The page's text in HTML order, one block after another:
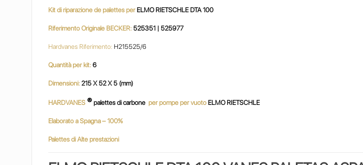
Kit di riparazione de palettes per ELMO RIETSCHLE DTA 100
Riferimento Originale BECKER: 525351 | 525977
Hardvanes Riferimento: H215525/6
Quantità per kit: 6
Dimensioni: 215 X 52 X 5 (mm)
HARDVANES ®palettes di carbone per pompe per vuoto ELMO RIETSCHLE
Elaborato a Spagna – 100%
Palettes di Alte prestazioni